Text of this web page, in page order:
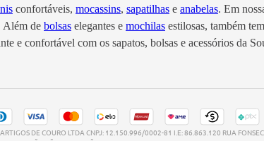
confortáveis, mocassins, sapatilhas e anabelas. Em
Além de bolsas elegantes e mochilas estilosas, também
e confortável com os sapatos, bolsas e acessórios da
DE COURO LTDA CNPJ: 12.150.996/0002-81 I.E: 86.863.120 RUA